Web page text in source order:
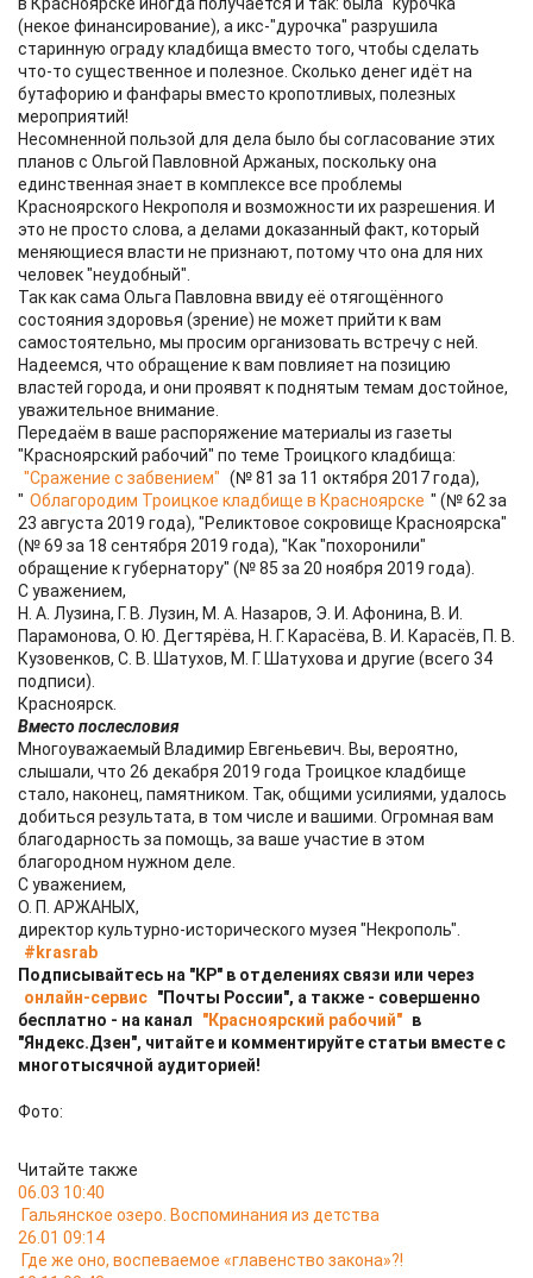
(некое финансирование), а икс-"дурочка" разрушила
старинную ограду кладбища вместо того, чтобы сделать
что-то существенное и полезное. Сколько денег идёт на
бутафорию и фанфары вместо кропотливых, полезных
мероприятий!
Несомненной пользой для дела было бы согласование этих
планов с Ольгой Павловной Аржаных, поскольку она
единственная знает в комплексе все проблемы
Красноярского Некрополя и возможности их разрешения. И
это не просто слова, а делами доказанный факт, который
меняющиеся власти не признают, потому что она для них
человек "неудобный".
Так как сама Ольга Павловна ввиду её отягощённого
состояния здоровья (зрение) не может прийти к вам
самостоятельно, мы просим организовать встречу с ней.
Надеемся, что обращение к вам повлияет на позицию
властей города, и они проявят к поднятым темам достойное,
уважительное внимание.
Передаём в ваше распоряжение материалы из газеты
"Красноярский рабочий" по теме Троицкого кладбища:
"Сражение с забвением" (№ 81 за 11 октября 2017 года),
" Облагородим Троицкое кладбище в Красноярске " (№ 62 за
23 августа 2019 года), "Реликтовое сокровище Красноярска"
(№ 69 за 18 сентября 2019 года), "Как "похоронили"
обращение к губернатору" (№ 85 за 20 ноября 2019 года).
С уважением,
Н. А. Лузина, Г. В. Лузин, М. А. Назаров, Э. И. Афонина, В. И.
Парамонова, О. Ю. Дегтярёва, Н. Г. Карасёва, В. И. Карасёв, П. В.
Кузовенков, С. В. Шатухов, М. Г. Шатухова и другие (всего 34
подписи).
Красноярск.
Вместо послесловия
Многоуважаемый Владимир Евгеньевич. Вы, вероятно,
слышали, что 26 декабря 2019 года Троицкое кладбище
стало, наконец, памятником. Так, общими усилиями, удалось
добиться результата, в том числе и вашими. Огромная вам
благодарность за помощь, за ваше участие в этом
благородном нужном деле.
С уважением,
О. П. АРЖАНЫХ,
директор культурно-исторического музея "Некрополь".
#krasrab
Подписывайтесь на "КР" в отделениях связи или через
онлайн-сервис "Почты России", а также - совершенно
бесплатно - на канал
"Красноярский рабочий" в
"Яндекс.Дзен", читайте и комментируйте статьи вместе с
многотысячной аудиторией!
Фото:
Читайте также
06.03 10:40
Гальянское озеро. Воспоминания из детства
26.01 09:14
Где же оно, воспеваемое «главенство закона»?!